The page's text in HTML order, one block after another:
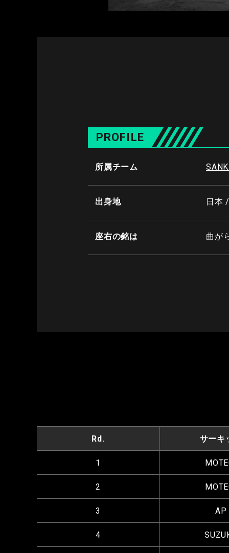
PROFILE
所属チーム
出身地 日本
座右の銘は 曲が
Rd. サーキ
1
2
3 AP
4